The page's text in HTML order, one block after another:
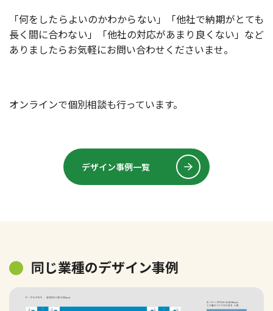
「何をしたらよいのかわからない」「他社で納期がとても
長く間に合わない」「他社の対応があまり良くない」など
ありましたらお気軽にお問い合わせくださいませ。
オンラインで個別相談も行っています。
デザイン事例一覧
同じ業種のデザイン事例